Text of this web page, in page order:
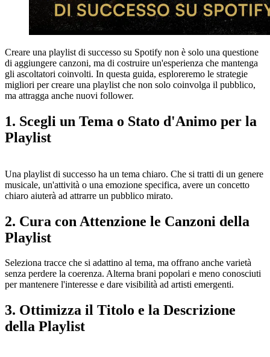
Creare una playlist di successo su Spotify non è solo una questione
di aggiungere canzoni, ma di costruire un'esperienza che mantenga
gli ascoltatori coinvolti. In questa guida, esploreremo le strategie
migliori per creare una playlist che non solo coinvolga il pubblico,
ma attragga anche nuovi follower.
1. Scegli un Tema o Stato d'Animo per la
Playlist
Una playlist di successo ha un tema chiaro. Che si tratti di un genere
musicale, un'attività o una emozione specifica, avere un concetto
chiaro aiuterà ad attrarre un pubblico mirato.
2. Cura con Attenzione le Canzoni della
Playlist
Seleziona tracce che si adattino al tema, ma offrano anche varietà
senza perdere la coerenza. Alterna brani popolari e meno conosciuti
per mantenere l'interesse e dare visibilità ad artisti emergenti.
3. Ottimizza il Titolo e la Descrizione
della Playlist